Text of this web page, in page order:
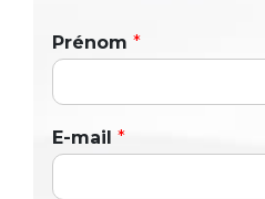
Prénom *
E-mail *